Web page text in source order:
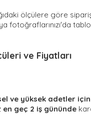
ölçülere göre
fotoğraflarınızı'da
ve Fiyatları
ve yüksek adetler
en geç 2 iş gününde